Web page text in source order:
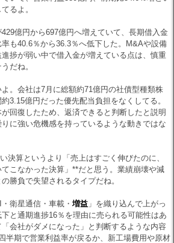
るよ。
億円から697億円へ増えていて、長期借入金
も40.6％から36.3％へ低下した。M&Aや設備
捗が弱い中で借入金が増えている点は、慎重
だね。
。会社は7月に総額約71億円の社債型種類株
3.15億円だった優先配当負担をなくしてる。
回復したため、返済できると判断したと説明
に強い危機感を持っているような動きではな
決算というより「売上はすごく伸びたのに、
こなかった決算」**だと思う。業績崩壊や減
勝負で失望されるタイプだね。
衛星通信・車載・ 増益 」を織り込んで上がっ
と通期進捗16％を理由に売られる可能性はあ
会社がダメになった」と判断するような内容
半期で営業利益率が戻るか、新工場費用や原材